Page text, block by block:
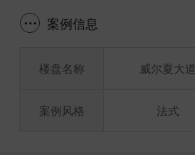
案例信息
楼盘名称
案例风格
威尔夏大道
法式